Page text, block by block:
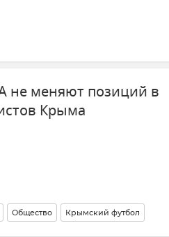
не меняют позиций в
Крыма
Общество Крымский футбол